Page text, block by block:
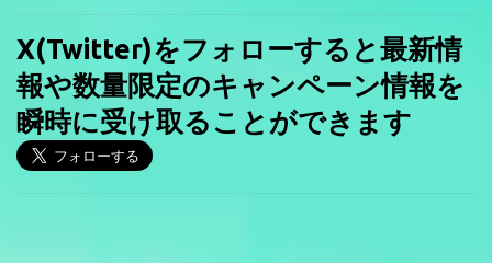
X(Twitter)をフォローすると最新情
報や数量限定のキャンペーン情報を
瞬時に受け取ることができます